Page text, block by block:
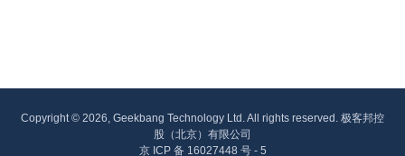
Copyright © 2026, Geekbang Technology Ltd. All rights reserved. 极客邦控
股（北京）有限公司
京 ICP 备 16027448 号 - 5